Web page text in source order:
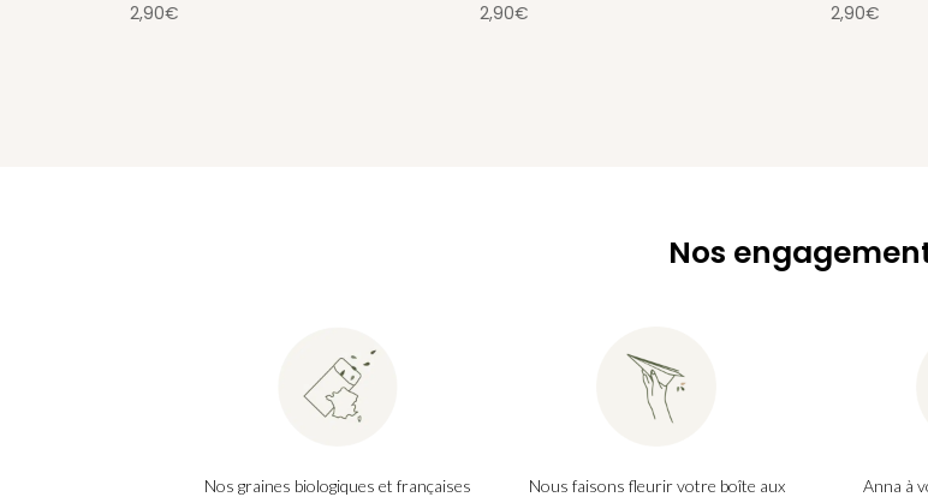
2,90€ 2,90€ 2,90€
Nos
Nos graines biologiques et françaises
Nous faisons fleurir votre boîte aux
Anna à